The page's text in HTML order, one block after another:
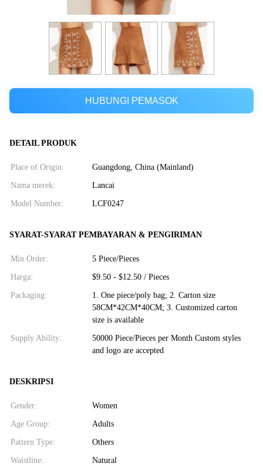
HUBUNGI PEMASOK
DETAIL PRODUK
Place of Origin: Guangdong, China (Mainland)
Nama merek: Lancai
Model Number: LCF0247
SYARAT-SYARAT PEMBAYARAN & PENGIRIMAN
Min Order: 5 Piece/Pieces
Harga: $9.50 - $12.50 / Pieces
Packaging:
1. One piece/poly bag; 2. Carton size
58CM*42CM*40CM; 3. Customized carton
size is available
Supply Ability:
50000 Piece/Pieces per Month Custom styles
and logo are accepted
DESKRIPSI
Gender: Women
Age Group: Adults
Pattern Type: Others
Waistline: Natural